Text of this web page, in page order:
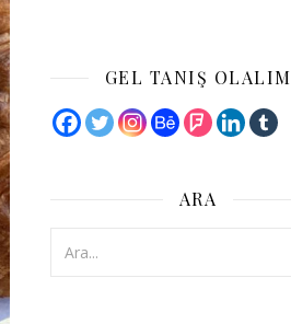
GEL TANIŞ OLALIM
ARA